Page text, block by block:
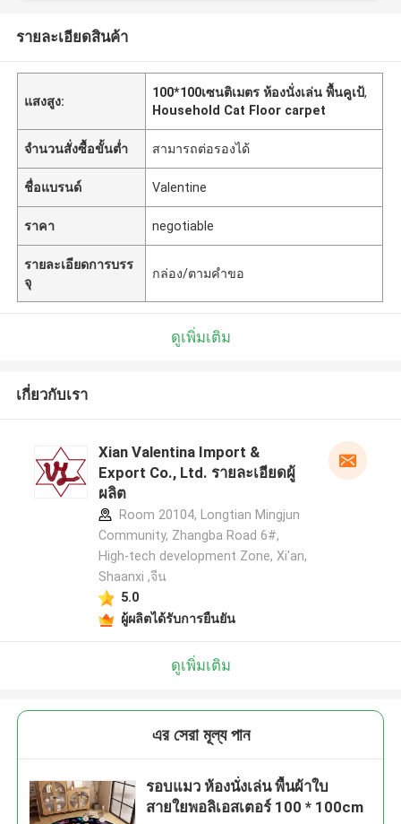
รายละเอียดสินค้า
แสงสูง:
100*100เซนติเมตร ห้องนั่งเล่น พื้นคูเป้,
Household Cat Floor carpet
จำนวนสั่งซื้อขั้นต่ำ สามารถต่อรองได้
ชื่อแบรนด์ Valentine
ราคา negotiable
รายละเอียดการบรร
จุ
กล่อง/ตามคำขอ
ดูเพิ่มเติม
เกี่ยวกับเรา
Xian Valentina Import &
Export Co., Ltd. รายละเอียดผู้
ผลิต
Room 20104, Longtian Mingjun
Community, Zhangba Road 6#,
High-tech development Zone, Xi'an,
Shaanxi ,จีน
5.0
ผู้ผลิตได้รับการยืนยัน
ดูเพิ่มเติม
এর সেরা মূল্য পান
รอบแมว ห้องนั่งเล่น พื้นผ้าใบ
สายใยพอลิเอสเตอร์ 100 * 100cm